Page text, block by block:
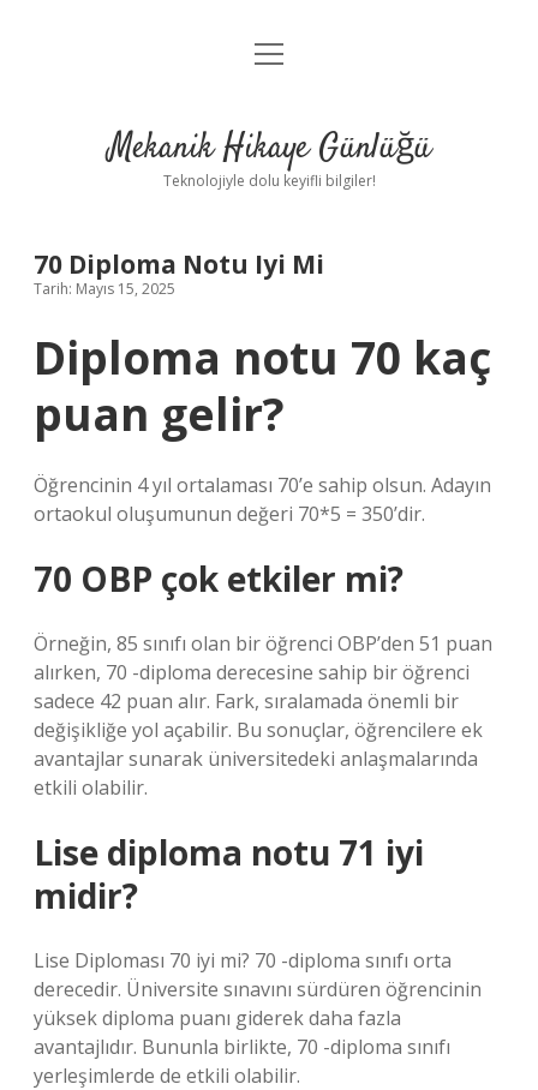
Anasayfa
Yasal Uyarı
menüyü
Mekanik Hikaye Günlüğü
Teknolojiyle dolu keyifli bilgiler!
70 Diploma Notu Iyi Mi
Tarih: Mayıs 15, 2025
Diploma notu 70 kaç
puan gelir?
Öğrencinin 4 yıl ortalaması 70’e sahip olsun. Adayın
ortaokul oluşumunun değeri 70*5 = 350’dir.
70 OBP çok etkiler mi?
Örneğin, 85 sınıfı olan bir öğrenci OBP’den 51 puan
alırken, 70 -diploma derecesine sahip bir öğrenci
sadece 42 puan alır. Fark, sıralamada önemli bir
değişikliğe yol açabilir. Bu sonuçlar, öğrencilere ek
avantajlar sunarak üniversitedeki anlaşmalarında
etkili olabilir.
Lise diploma notu 71 iyi
midir?
Lise Diploması 70 iyi mi? 70 -diploma sınıfı orta
derecedir. Üniversite sınavını sürdüren öğrencinin
yüksek diploma puanı giderek daha fazla
avantajlıdır. Bununla birlikte, 70 -diploma sınıfı
yerleşimlerde de etkili olabilir.